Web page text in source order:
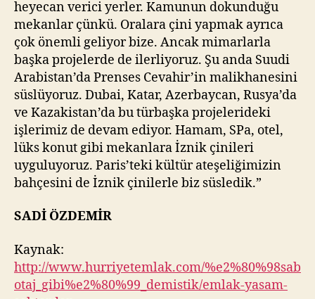
heyecan verici yerler. Kamunun dokunduğu
mekanlar çünkü. Oralara çini yapmak ayrıca
çok önemli geliyor bize. Ancak mimarlarla
başka projelerde de ilerliyoruz. Şu anda Suudi
Arabistan’da Prenses Cevahir’in malikhanesini
süslüyoruz. Dubai, Katar, Azerbaycan, Rusya’da
ve Kazakistan’da bu türbaşka projelerideki
işlerimiz de devam ediyor. Hamam, SPa, otel,
lüks konut gibi mekanlara İznik çinileri
uyguluyoruz. Paris’teki kültür ateşeliğimizin
bahçesini de İznik çinilerle biz süsledik.”
SADİ ÖZDEMİR
Kaynak:
http://www.hurriyetemlak.com/%e2%80%98sab
otaj_gibi%e2%80%99_demistik/emlak-yasam-